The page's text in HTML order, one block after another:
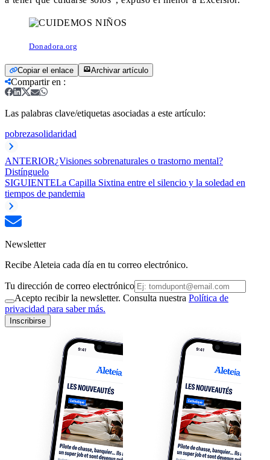
Donadora.org
Copiar el enlace Archivar artículo
Compartir en :
Las palabras clave/etiquetas asociadas a este artículo:
pobrezasolidaridad
ANTERIOR¿Visiones sobrenaturales o trastorno mental?
Distínguelo
SIGUIENTELa Capilla Sixtina entre el silencio y la soledad en
tiempos de pandemia
Newsletter
Recibe Aleteia cada día en tu correo electrónico.
Tu dirección de correo electrónico
Acepto recibir la newsletter. Consulta nuestra Política de
privacidad para saber más.
Inscribirse